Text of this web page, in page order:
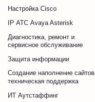
Настройка Cisco
IP АТС Avaya Asterisk
Диагностика, ремонт и
сервисное обслуживание
Защита информации
Создание наполнение сайтов
техническая поддержка
ИТ Аутстаффинг